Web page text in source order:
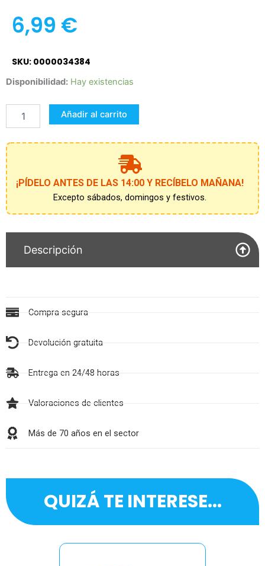
6,99 €
SKU: 0000034384
Disponibilidad: Hay existencias
CLOUDEES
FIGURA
PEQUEÑA
SURTIDA
Añadir al carrito
¡PÍDELO ANTES DE LAS 14:00 Y RECÍBELO MAÑANA!
Excepto sábados, domingos y festivos.
Descripción
Compra segura
Devolución gratuita
Entrega en 24/48 horas
Valoraciones de clientes
Más de 70 años en el sector
QUIZÁ TE INTERESE...